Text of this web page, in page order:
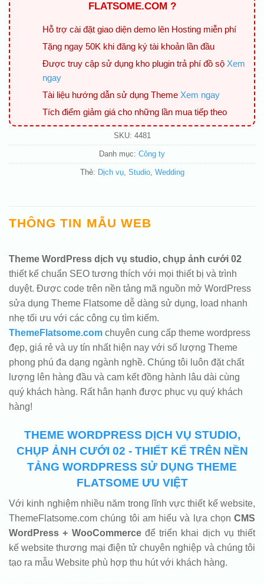
FLATSOME.COM ?
Hỗ trợ cài đặt giao diện demo lên Hosting miễn phí
Tặng ngay 50K khi đăng ký tài khoản lần đầu
Được truy cập sử dụng kho plugin trả phí đồ sộ Xem
ngay
Tài liệu hướng dẫn sử dụng Theme Xem ngay
Tích điểm giảm giá cho những lần mua tiếp theo
SKU: 4481
Danh mục: Công ty
Thẻ: Dịch vụ, Studio, Wedding
THÔNG TIN MẪU WEB
Theme WordPress dịch vụ studio, chụp ảnh cưới 02
thiết kế chuẩn SEO tương thích với mọi thiết bị và trình
duyệt. Được code trên nền tảng mã nguồn mở WordPress
sửa dụng Theme Flatsome dễ dàng sử dụng, load nhanh
nhẹ tối ưu với các công cụ tìm kiếm.
ThemeFlatsome.com chuyên cung cấp theme wordpress
đẹp, giá rẻ và uy tín nhất hiện nay với số lượng Theme
phong phú đa dạng ngành nghề. Chúng tôi luôn đặt chất
lượng lên hàng đầu và cam kết đồng hành lâu dài cùng
quý khách hàng. Rất hân hạnh được phục vụ quý khách
hàng!
THEME WORDPRESS DỊCH VỤ STUDIO,
CHỤP ẢNH CƯỚI 02 - THIẾT KẾ TRÊN NỀN
TẢNG WORDPRESS SỬ DỤNG THEME
FLATSOME ƯU VIỆT
Với kinh nghiệm nhiều năm trong lĩnh vực thiết kế website,
ThemeFlatsome.com chúng tôi am hiểu và lựa chọn CMS
WordPress + WooCommerceđể triển khai dịch vụ thiết
kế website thương mại điện tử chuyên nghiệp và chúng tôi
tạo ra mẫu Website phù hợp thu hút với khách hàng.